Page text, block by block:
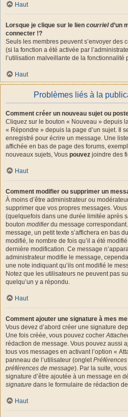
Haut
Lorsque je clique sur le lien courrield’un
connecter !?
Seuls les membres peuvent s’envoyer des
(si la fonction a été activée par
l’utilisation malveillante de la fonctionnalité
Haut
Problèmes liés à la
Comment créer un nouveau sujet ou
Cliquez sur le bouton « Nouveau » depuis
« Répondre » depuis la page d’un sujet. Il
enregistré pour écrire un message. Une
affichée en bas de page des forums,
nouveaux sujets, Vous pouvez joindre des
Haut
Comment modifier ou supprimer un
À moins d’être administrateur ou
supprimer que vos propres messages.
(quelquefois dans une durée limitée après
bouton modifierdu message
message, un petit texte s’affichera en bas
modifié, le nombre de fois qu’il a été
dernière modification. Ce message
administrateur modifie le message,
une note indiquant qu’ils ont modifié le
Notez que les utilisateurs ne peuvent pas
quelqu’un y a répondu.
Haut
Comment ajouter une signature à mes
Vous devez d’abord créer une signature
Une fois créée, vous pouvez cocher
rédaction de message. Vous pouvez aussi
tous vos messages en activant l’option «
panneau de l’utilisateur (onglet
préférences de message). Par la suite,
signature d’être ajoutée à un message en
signature dans le formulaire de rédaction
Haut